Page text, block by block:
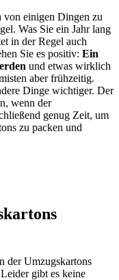
von einigen Dingen zu
Was Sie ein Jahr lang
in der Regel auch
Sie es positiv: Ein
und etwas wirklich
aber frühzeitig.
Dinge wichtiger. Der
wenn der
genug Zeit, um
zu packen und
der Umzugskartons
gibt es keine